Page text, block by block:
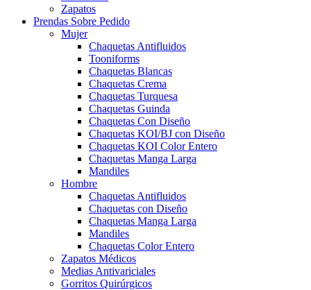
Zapatos
Prendas Sobre Pedido
Mujer
Chaquetas Antifluidos
Tooniforms
Chaquetas Blancas
Chaquetas Crema
Chaquetas Turquesa
Chaquetas Guinda
Chaquetas Con Diseño
Chaquetas KOI/BJ con Diseño
Chaquetas KOI Color Entero
Chaquetas Manga Larga
Mandiles
Hombre
Chaquetas Antifluidos
Chaquetas con Diseño
Chaquetas Manga Larga
Mandiles
Chaquetas Color Entero
Zapatos Médicos
Medias Antivariciales
Gorritos Quirúrgicos